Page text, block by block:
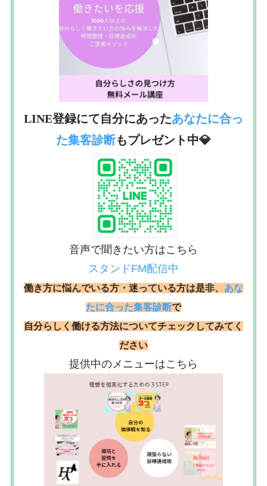
LINE登録にて自分にあったあなたに合っ
た集客診断もプレゼント中💎
音声で聞きたい方はこちら
スタンドFM配信中
働き方に悩んでいる方・迷っている方は是非、 あな
たに合った集客診断で
自分らしく働ける方法についてチェックしてみてく
ださい
提供中のメニューはこちら